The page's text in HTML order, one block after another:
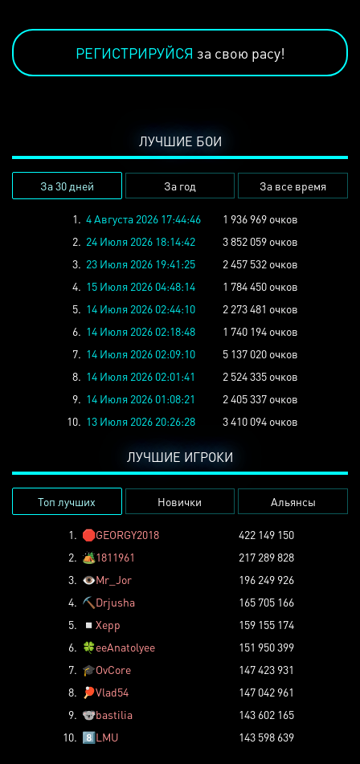
РЕГИСТРИРУЙСЯ за свою расу!
ЛУЧШИЕ БОИ
За 30 дней За год За все время
1. 4 Августа 2026 17:44:46
1 936 969 очков
2. 24 Июля 2026 18:14:42
3 852 059 очков
3. 23 Июля 2026 19:41:25
2 457 532 очков
4. 15 Июля 2026 04:48:14
1 784 450 очков
5. 14 Июля 2026 02:44:10
2 273 481 очков
6. 14 Июля 2026 02:18:48
1 740 194 очков
7. 14 Июля 2026 02:09:10
5 137 020 очков
8. 14 Июля 2026 02:01:41
2 524 335 очков
9. 14 Июля 2026 01:08:21
2 405 337 очков
10. 13 Июля 2026 20:26:28 3 410 094 очков
ЛУЧШИЕ ИГРОКИ
Топ лучших Новички Альянсы
1. 🛑GEORGY2018
422 149 150
2. 🏕️1811961
217 289 828
3. 👁️Mr_Jor
196 249 926
4. ⛏️ Drjusha
165 705 166
5.
◽ Xepp
159 155 174
6. 🍀eeAnatolyee
151 950 399
7. 🎓OvCore
147 423 931
8.
🏓Vlad54
147 042 961
9. 🐨bastilia
143 602 165
10. 8️⃣LMU 143 598 639